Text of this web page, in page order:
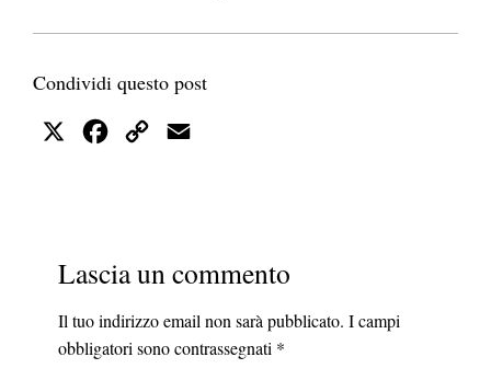
Condividi questo post
X FacebookCopy
Lascia un commento
Il tuo indirizzo email non sarà pubblicato. I campi
obbligatori sono contrassegnati *